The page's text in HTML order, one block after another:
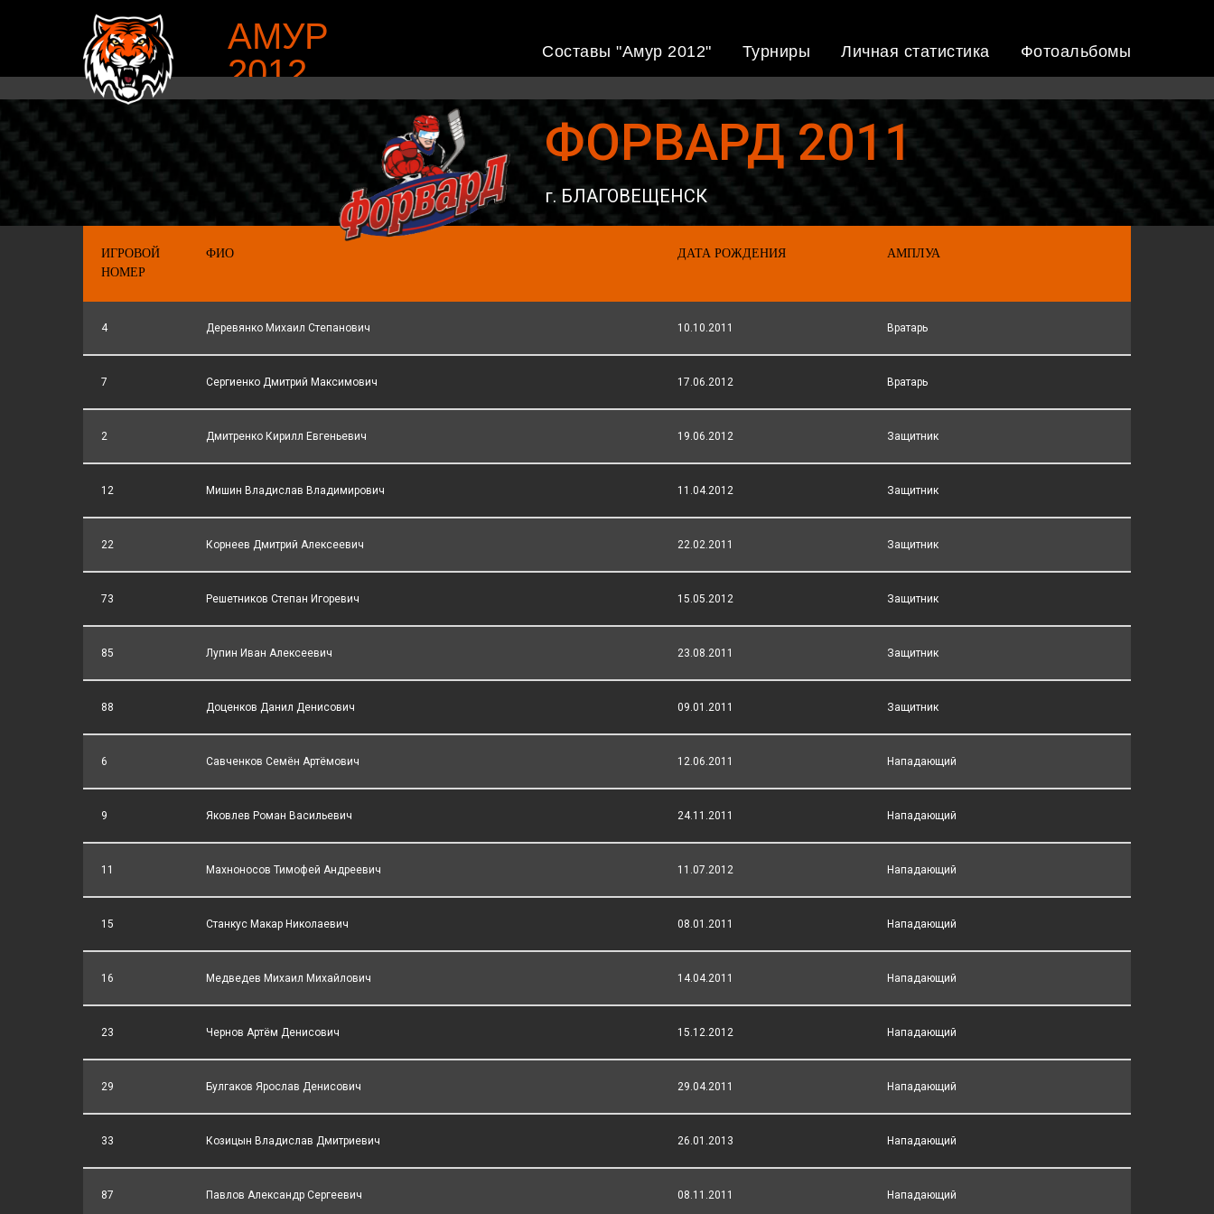
АМУР
2012
Составы "Амур 2012" Турниры Личная статистика Фотоальбомы
ФОРВАРД 2011
г. БЛАГОВЕЩЕНСК
ИГРОВОЙ
НОМЕР
ФИО ДАТА РОЖДЕНИЯ АМПЛУА
4 Деревянко Михаил Степанович 10.10.2011 Вратарь
7 Сергиенко Дмитрий Максимович 17.06.2012 Вратарь
2 Дмитренко Кирилл Евгеньевич 19.06.2012 Защитник
12 Мишин Владислав Владимирович 11.04.2012 Защитник
22 Корнеев Дмитрий Алексеевич 22.02.2011 Защитник
73 Решетников Степан Игоревич 15.05.2012 Защитник
85 Лупин Иван Алексеевич 23.08.2011 Защитник
88 Доценков Данил Денисович 09.01.2011 Защитник
6 Савченков Семён Артёмович 12.06.2011 Нападающий
9 Яковлев Роман Васильевич 24.11.2011 Нападающий
11 Махноносов Тимофей Андреевич 11.07.2012 Нападающий
15 Станкус Макар Николаевич 08.01.2011 Нападающий
16 Медведев Михаил Михайлович 14.04.2011 Нападающий
23 Чернов Артём Денисович 15.12.2012 Нападающий
29 Булгаков Ярослав Денисович 29.04.2011 Нападающий
33 Козицын Владислав Дмитриевич 26.01.2013 Нападающий
87 Павлов Александр Сергеевич 08.11.2011 Нападающий